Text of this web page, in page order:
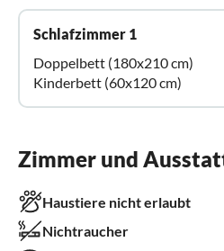
Schlafzimmer 1
Doppelbett (180x210 cm)
Kinderbett (60x120 cm)
Zimmer und
Haustiere nicht erlaubt
Nichtraucher